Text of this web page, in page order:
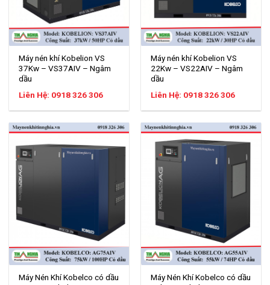
Máy nén khí Kobelion VS
37Kw – VS37AIV – Ngâm
dầu
Liên Hệ: 0918 326 306
Máy nén khí Kobelion VS
22Kw – VS22AIV – Ngâm
dầu
Liên Hệ: 0918 326 306
Máy Nén Khí Kobelco có dầu
Máy Nén Khí Kobelco có dầu